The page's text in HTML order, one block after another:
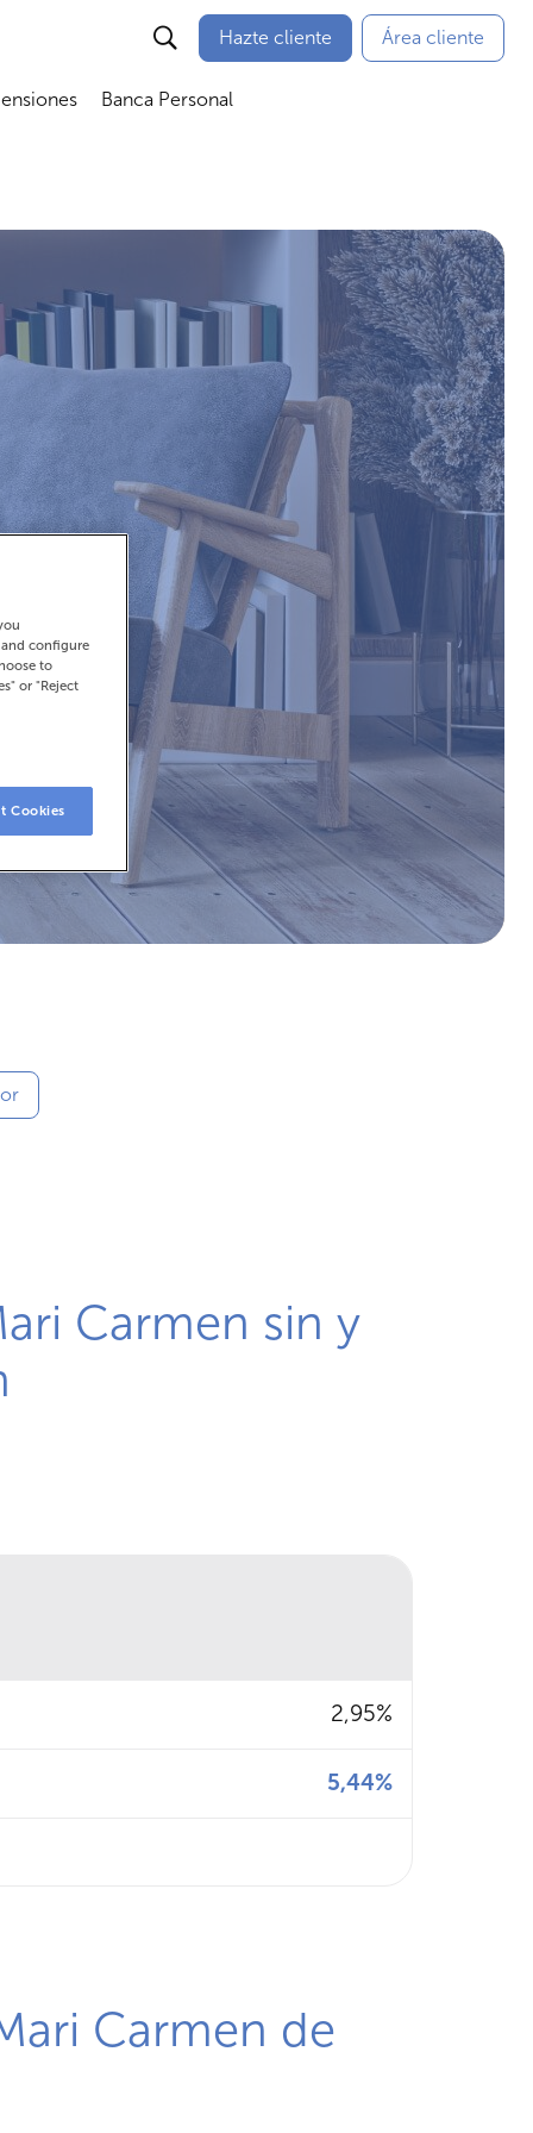
Hazte cliente Área cliente
Abrir submenú
Banca Personal
Carmen sin y
2,95%
5,44%
Carmen de
configure
to
or "Reject
Cookies